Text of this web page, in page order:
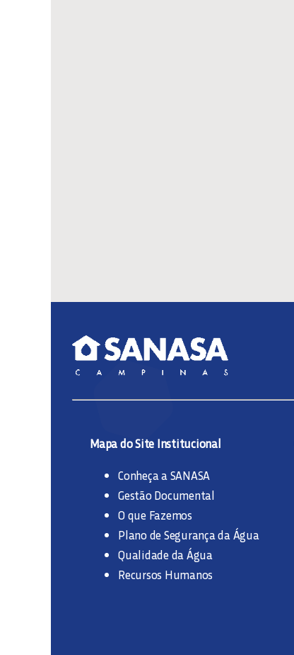
Mapa do Site Institucional
Conheça a SANASA
Gestão Documental
O que Fazemos
Plano de Segurança da Água
Qualidade da Água
Recursos Humanos